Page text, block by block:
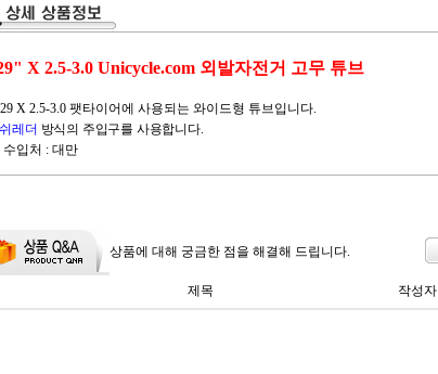
X 2.5-3.0 Unicycle.com 외발자전거 고무 튜브
X 2.5-3.0 팻타이어에 사용되는 와이드형 튜브입니다.
쉬레더 방식의 주입구를 사용합니다.
수입처 : 대만
상품에 대해 궁금한 점을 해결해 드립니다.
제목 작성자